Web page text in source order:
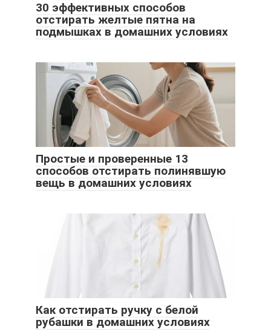
30 эффективных способов
отстирать желтые пятна на
подмышках в домашних условиях
Простые и проверенные 13
способов отстирать полинявшую
вещь в домашних условиях
Как отстирать ручку с белой
рубашки в домашних условиях